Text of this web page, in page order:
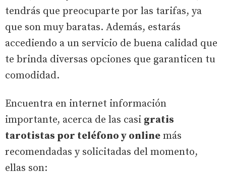
tendrás que preocuparte por las tarifas, ya
que son muy baratas. Además, estarás
accediendo a un servicio de buena calidad que
te brinda diversas opciones que garanticen tu
comodidad.
Encuentra en internet información
importante, acerca de las casi gratis
tarotistas por teléfono y online más
recomendadas y solicitadas del momento,
ellas son: